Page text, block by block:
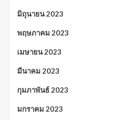
มิถุนายน 2023
พฤษภาคม 2023
เมษายน 2023
มีนาคม 2023
กุมภาพันธ์ 2023
มกราคม 2023